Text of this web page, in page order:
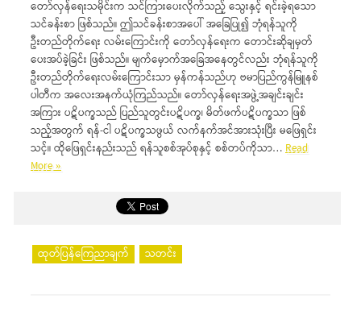
တော်လှန်ရေးသမိုင်းက သင်ကြားပေးလိုက်သည့် သွေးနှင့် ရင်းခဲ့ရသော
သင်ခန်းစာ ဖြစ်သည်။ ဤသင်ခန်းစာအပေါ် အခြေပြု၍ ဘုံရန်သူကို
ဦးတည်တိုက်ရေး လမ်းကြောင်းကို တော်လှန်ရေးက တောင်းဆိုချမှတ်
ပေးအပ်ခဲ့ခြင်း ဖြစ်သည်။ မျက်မှောက်အခြေအနေတွင်လည်း ဘုံရန်သူကို
ဦးတည်တိုက်ရေးလမ်းကြောင်းသာ မှန်ကန်သည်ဟု ဗမာပြည်ကွန်မြူနစ်
ပါတီက အလေးအနက်ယုံကြည်သည်။ တော်လှန်ရေးအဖွဲ့အချင်းချင်း
အကြား ပဋိပက္ခသည် ပြည်သူတွင်းပဋိပက္ခ၊ မိတ်ဖက်ပဋိပက္ခသာ ဖြစ်
သည့်အတွက် ရန်-ငါ ပဋိပက္ခသဖွယ် လက်နက်အင်အားသုံးပြီး မဖြေရှင်း
သင့်။ ထိုဖြေရှင်းနည်းသည် ရန်သူစစ်အုပ်စုနှင့် စစ်တပ်ကိုသာ…Read
More »
ထုတ်ပြန်ကြေညာချက် သတင်း